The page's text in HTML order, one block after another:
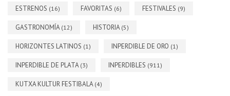
ESTRENOS (16) FAVORITAS (6) FESTIVALES (9)
GASTRONOMÍA (12) HISTORIA (5)
HORIZONTES LATINOS (1) INPERDIBLE DE ORO (1)
INPERDIBLE DE PLATA (3) INPERDIBLES (911)
KUTXA KULTUR FESTIBALA (4)